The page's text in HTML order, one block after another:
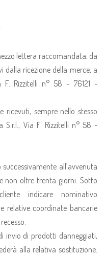
lettera raccomandata, da
dalla ricezione della merce, a
F. Rizzitelli n° 58 - 76121 -
sempre nello stesso
S.r.l., Via F. Rizzitelli n° 58 -
all’avvenuta
non oltre trenta giorni. Sotto
indicare nominativo
relative coordinate bancarie
invio di prodotti danneggiati,
alla relativa sostituzione.